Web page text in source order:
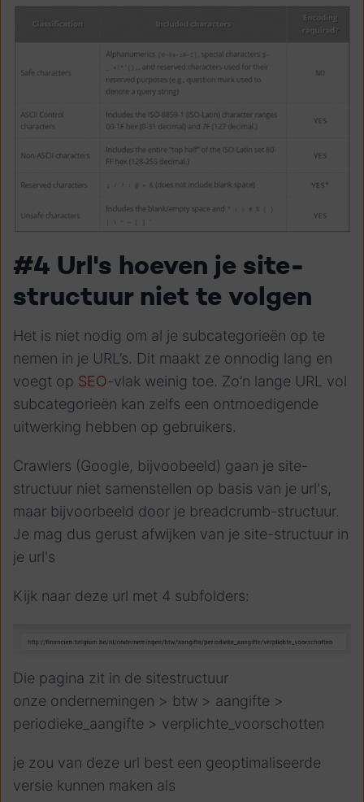
#4 Url's hoeven je site-
structuur niet te volgen
Het is niet nodig om al je subcategorieën op te
nemen in je URL’s. Dit maakt ze onnodig lang en
voegt op SEO-vlak weinig toe. Zo’n lange URL vol
subcategorieën kan zelfs een ontmoedigende
uitwerking hebben op gebruikers.
Crawlers (Google, bijvoobeeld) gaan je site-
structuur niet samenstellen op basis van je url's,
maar bijvoorbeeld door je breadcrumb-structuur.
Je mag dus gerust afwijken van je site-structuur in
je url's
Kijk naar deze url met 4 subfolders:
Die pagina zit in de sitestructuur
onze ondernemingen > btw > aangifte >
periodieke_aangifte > verplichte_voorschotten
je zou van deze url best een geoptimaliseerde
versie kunnen maken als